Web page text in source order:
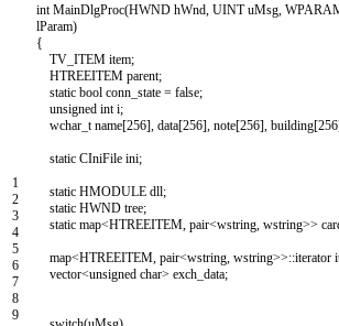
1
2
3
4
5
6
7
8
9
int MainDlgProc(HWND hWnd UINTuMsg
lParam)
{
TV_ITEM item;
HTREEITEM parent;
static bool conn_state = false;
unsigned int i;
wchar_t name[256] data[256] note[256] building[256
static CIniFile ini;
static HMODULE dll;
static HWND tree;
static map<HTREEITEM pair<wstring wstring>>
map<HTREEITEM pair<wstring wstring>>::iterator
vector<unsigned char> exch_data;